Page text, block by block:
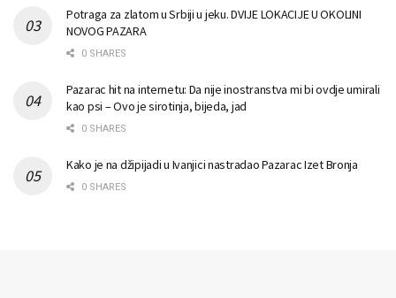
Potraga za zlatom u Srbiji u jeku. DVIJE LOKACIJE U OKOLINI
NOVOG PAZARA
0 SHARES
Pazarac hit na internetu: Da nije inostranstva mi bi ovdje umirali
kao psi – Ovo je sirotinja, bijeda, jad
0 SHARES
Kako je na džipijadi u Ivanjici nastradao Pazarac Izet Bronja
0 SHARES